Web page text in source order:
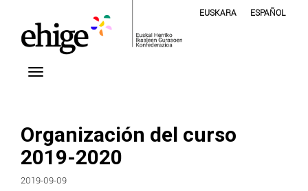
EUSKARA ESPAÑOL
Organización del curso
2019-2020
2019-09-09